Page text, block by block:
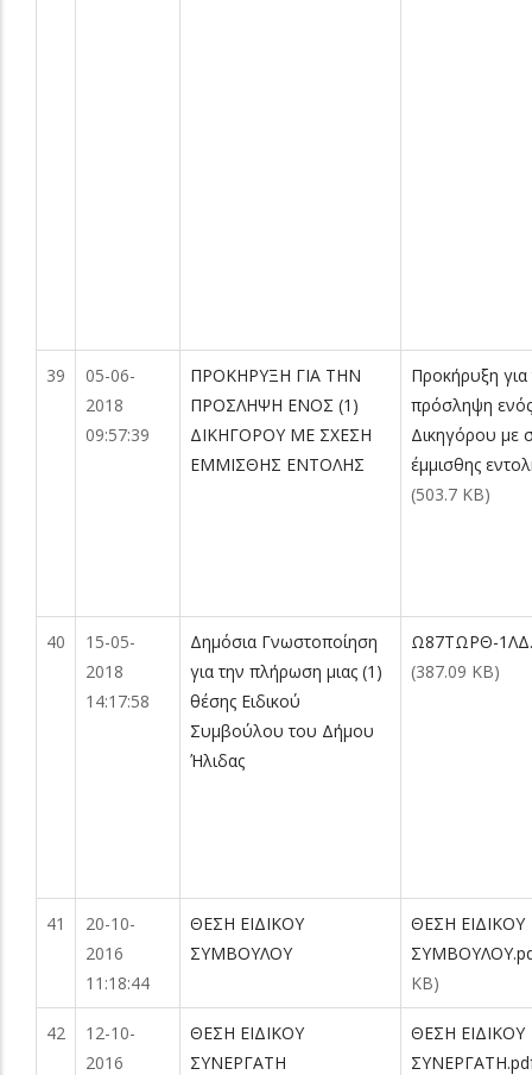
39
05-06-
2018
09:57:39
ΠΡΟΚΗΡΥΞΗ ΓΙΑ ΤΗΝ
ΠΡΟΣΛΗΨΗ ΕΝΟΣ (1)
ΔΙΚΗΓΟΡΟΥ ΜΕ ΣΧΕΣΗ
ΕΜΜΙΣΘΗΣ ΕΝΤΟΛΗΣ
Προκήρυξη για
πρόσληψη ενός
Δικηγόρου με
έμμισθης
(503.7 KB)
40
15-05-
2018
14:17:58
Δημόσια Γνωστοποίηση
για την πλήρωση μιας (1)
θέσης Ειδικού
Συμβούλου του Δήμου
Ήλιδας
Ω87ΤΩΡΘ-
(387.09 KB)
41
20-10-
2016
11:18:44
ΘΕΣΗ ΕΙΔΙΚΟΥ
ΣΥΜΒΟΥΛΟΥ
ΘΕΣΗ ΕΙΔΙΚΟΥ
KB)
42
12-10-
2016
ΘΕΣΗ ΕΙΔΙΚΟΥ
ΣΥΝΕΡΓΑΤΗ
ΘΕΣΗ ΕΙΔΙΚΟΥ